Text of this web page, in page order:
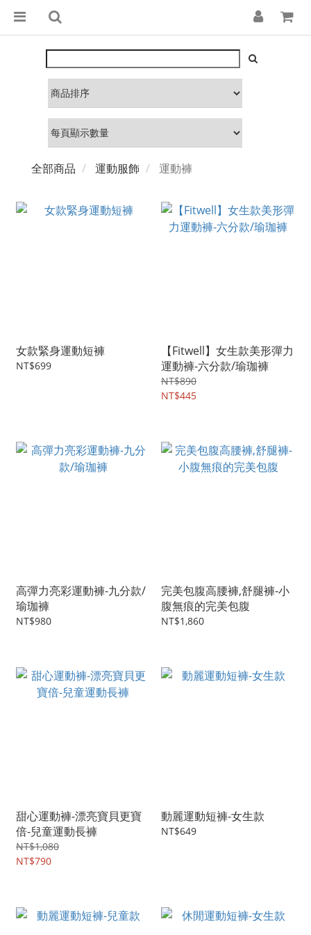
全部商品 運動服飾 運動褲
女款緊身運動短褲
NT$699
【Fitwell】女生款美形彈力
運動褲-六分款/瑜珈褲
NT$890
NT$445
高彈力亮彩運動褲-九分款/
瑜珈褲
NT$980
完美包腹高腰褲,舒腿褲-小
腹無痕的完美包腹
NT$1,860
甜心運動褲-漂亮寶貝更寶
倍-兒童運動長褲
NT$1,080
NT$790
動麗運動短褲-女生款
NT$649